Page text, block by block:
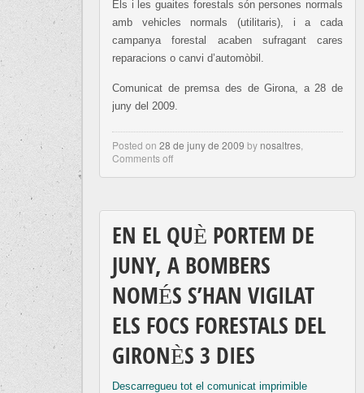
Els i les guaites forestals són persones normals
amb vehicles normals (utilitaris), i a cada
campanya forestal acaben sufragant cares
reparacions o canvi d’automòbil.
Comunicat de premsa des de Girona, a 28 de
juny del 2009.
Posted on 28 de juny de 2009 by nosaltres
Comments off
EN EL QUÈ PORTEM DE
JUNY, A BOMBERS
NOMÉS S’HAN VIGILAT
ELS FOCS FORESTALS DEL
GIRONÈS 3 DIES
Descarregueu tot el comunicat imprimible